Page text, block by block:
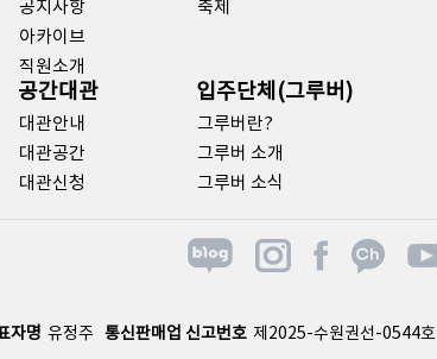
공지사항
아카이브
직원소개
축제
공간대관
대관안내
대관공간
대관신청
입주단체(그루버)
그루버란?
그루버 소개
그루버 소식
자명 유정주 통신판매업 신고번호 제2025-수원권선-0544호